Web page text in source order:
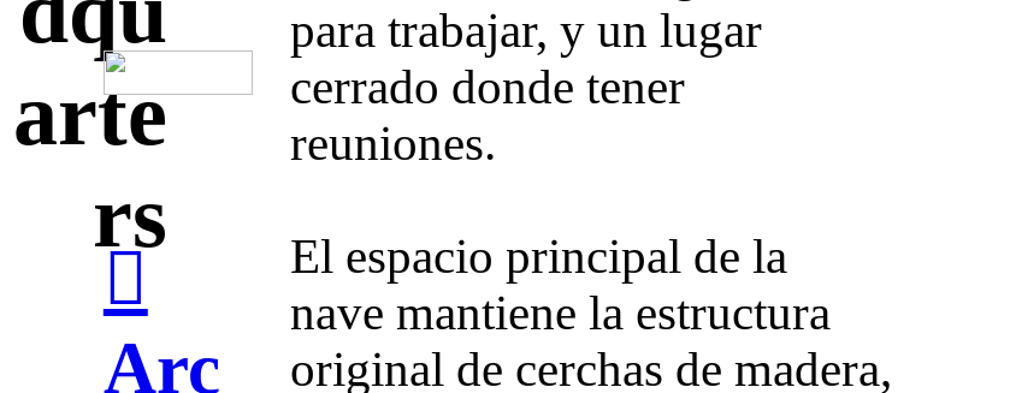
︎
Arc
arte
rs
para trabajar, y un lugar
cerrado donde tener
reuniones.
El espacio principal de la
nave mantiene la estructura
original de cerchas de madera,